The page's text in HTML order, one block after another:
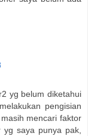
yg belum diketahui
pengisian
mencari faktor
saya punya pak,